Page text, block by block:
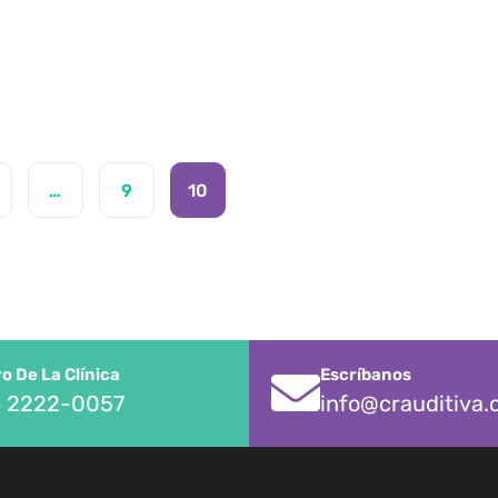
… 9 10
De La Clínica
2222-0057
Escríbanos